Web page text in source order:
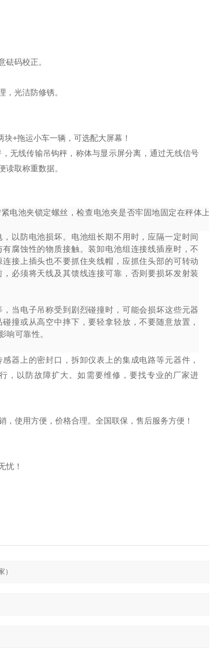
砝码校正。
，光洁防修锈。
+拖运小车一辆，可选配大屏幕！
无线传输吊钩秤，称体与显示屏分离，通过无线信号
取称重数据。
电池夹锁定螺丝，检查电池夹是否牢固地固定在秤体上
以防电池损坏。电池组长期不用时，应隔一定时间
腐蚀性的物质接触。装卸电池组连接线插座时，不
接上插头也不要抓住夹线帽，应抓住头部的可转动
必须将天线及其馈线连接可靠，否则要损坏发射装
当电子吊称受到剧烈碰撞时，可能会损坏这些元器
撞或从高空中摔下，要轻拿轻放，不要随意放置，
响可靠性。
器上的密封口，拆卸仪表上的集成电路等元器件，
，以防故障扩大。如需要维修，要找专业的厂家进
，使用方便，价格合理。全国联保，售后服务方便！
忧！